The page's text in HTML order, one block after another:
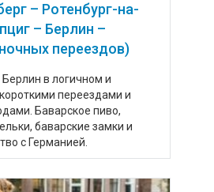
– Ротенбург-на-
– Берлин –
переездов)
в логичном и
переездами и
Баварское пиво,
баварские замки и
с Германией.